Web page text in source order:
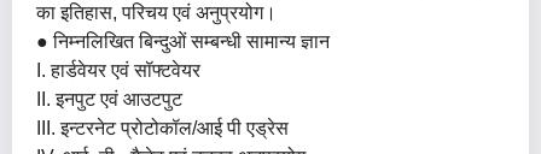
का इतिहास, परिचय एवं अनुप्रयोग।
● निम्नलिखित बिन्दुओं सम्बन्धी सामान्य ज्ञान
I. हार्डवेयर एवं सॉफ्टवेयर
II. इनपुट एवं आउटपुट
III. इन्टरनेट प्रोटोकॉल/आई पी एड्रेस